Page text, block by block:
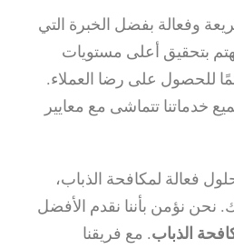
وفعالة بفضل الخبرة التي
بتحقيق أعلى مستويات
للحصول على رضا العملاء.
خدماتنا تتماشى مع معايير
فعالة لمكافحة الذباب،
نحن نؤمن بأننا نقدم الأفضل
الذباب. مع فريقنا